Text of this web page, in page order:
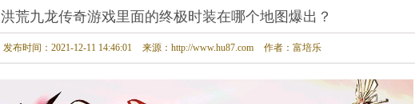
洪荒九龙传奇游戏里面的终极时装在哪个地图爆出？
发布时间：2021-12-11 14:46:01 来源：http://www.hu87.com 作者：富培乐